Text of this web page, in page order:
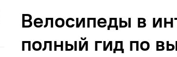
Велосипеды в
полный гид по